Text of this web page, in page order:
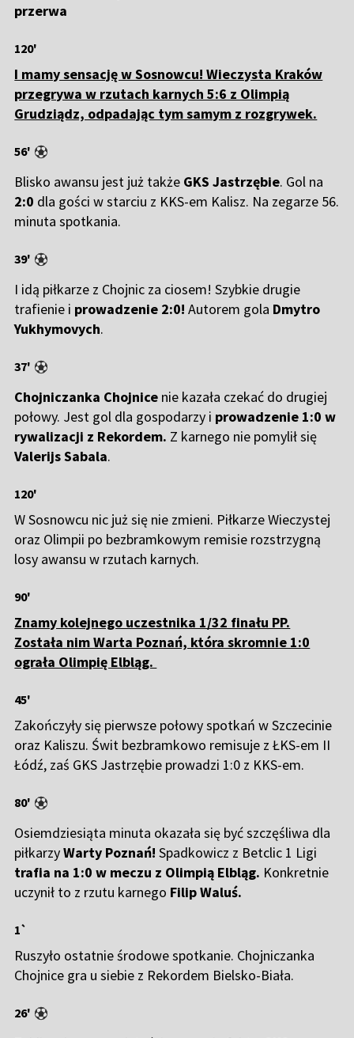
przerwa
120'
I mamy sensację w Sosnowcu! Wieczysta Kraków
przegrywa w rzutach karnych 5:6 z Olimpią
Grudziądz, odpadając tym samym z rozgrywek.
56'
Blisko awansu jest już także GKS Jastrzębie. Gol na
2:0 dla gości w starciu z KKS-em Kalisz. Na zegarze 56.
minuta spotkania.
39'
I idą piłkarze z Chojnic za ciosem! Szybkie drugie
trafienie i prowadzenie 2:0!Autorem gola Dmytro
Yukhymovych.
37'
Chojniczanka Chojnice nie kazała czekać do drugiej
połowy. Jest gol dla gospodarzy i prowadzenie 1:0 w
rywalizacji z Rekordem. Z karnego nie pomylił się
ValerijsSabala.
120'
W Sosnowcu nic już się nie zmieni. Piłkarze Wieczystej
oraz Olimpii po bezbramkowym remisie rozstrzygną
losy awansu w rzutach karnych.
90'
Znamy kolejnego uczestnika 1/32 finału PP.
Została nim Warta Poznań, która skromnie 1:0
ograła Olimpię Elbląg.
45'
Zakończyły się pierwsze połowy spotkań w Szczecinie
oraz Kaliszu. Świt bezbramkowo remisuje z ŁKS-em II
Łódź, zaś GKS Jastrzębie prowadzi 1:0 z KKS-em.
80'
Osiemdziesiąta minuta okazała się być szczęśliwa dla
piłkarzyWarty Poznań!Spadkowicz z Betclic 1 Ligi
trafia na 1:0 w meczu z Olimpią Elbląg. Konkretnie
uczynił to z rzutu karnego Filip Waluś.
1`
Ruszyło ostatnie środowe spotkanie. Chojniczanka
Chojnice gra u siebie z Rekordem Bielsko-Biała.
26'